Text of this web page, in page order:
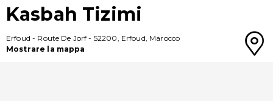
Kasbah Tizimi
Erfoud - Route De Jorf - 52200, Erfoud, Marocco
Mostrare la mappa